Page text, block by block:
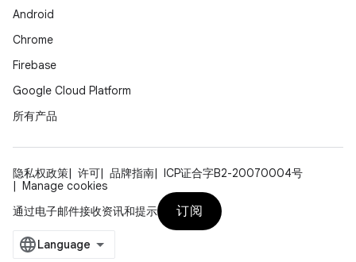
Android
Chrome
Firebase
Google Cloud Platform
所有产品
隐私权政策 许可 品牌指南
ICP证合字B2-20070004号
Manage cookies
通过电子邮件接收资讯和提示
订阅